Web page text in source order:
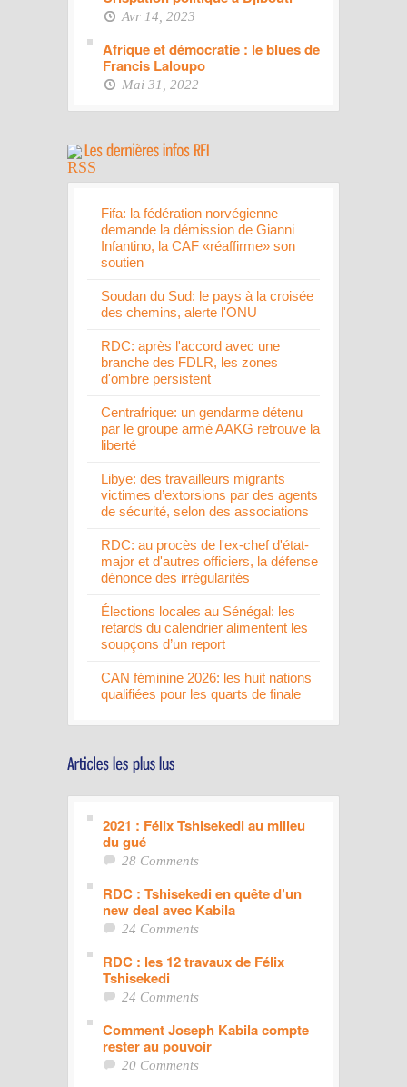
Avr 14, 2023
Afrique et démocratie : le blues de
Francis Laloupo
Mai 31, 2022
Fifa: la fédération norvégienne
demande la démission de Gianni
Infantino, la CAF «réaffirme» son
soutien
Soudan du Sud: le pays à la croisée
des chemins, alerte l'ONU
RDC: après l'accord avec une
branche des FDLR, les zones
d'ombre persistent
Centrafrique: un gendarme détenu
par le groupe armé AAKG retrouve la
liberté
Libye: des travailleurs migrants
victimes d’extorsions par des agents
de sécurité, selon des associations
RDC: au procès de l'ex-chef d'état-
major et d'autres officiers, la défense
dénonce des irrégularités
Élections locales au Sénégal: les
retards du calendrier alimentent les
soupçons d’un report
CAN féminine 2026: les huit nations
qualifiées pour les quarts de finale
2021 : Félix Tshisekedi au milieu
du gué
28 Comments
RDC : Tshisekedi en quête d’un
new deal avec Kabila
24 Comments
RDC : les 12 travaux de Félix
Tshisekedi
24 Comments
Comment Joseph Kabila compte
rester au pouvoir
20 Comments